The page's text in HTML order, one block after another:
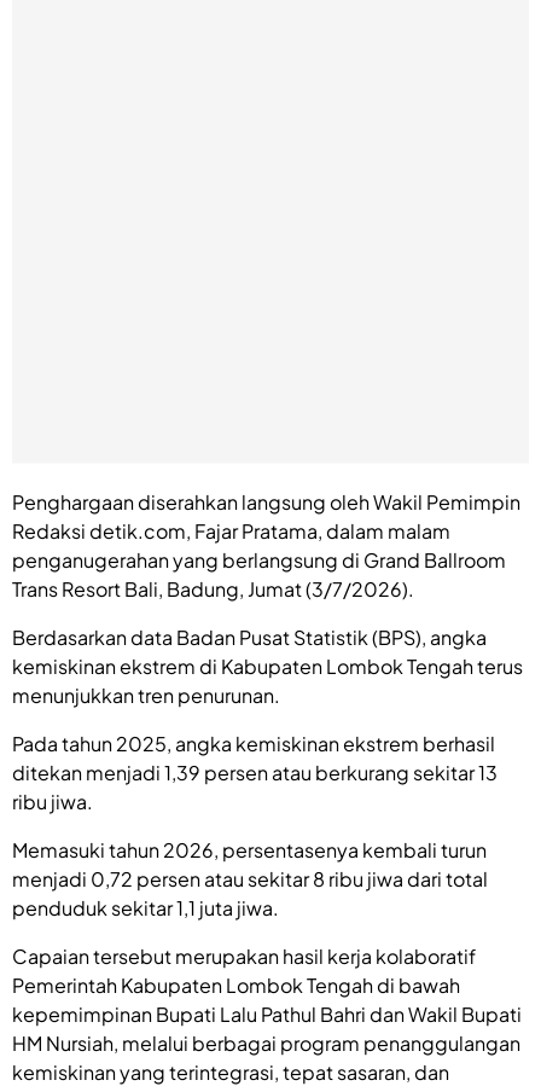
Penghargaan diserahkan langsung oleh Wakil Pemimpin
Redaksi detik.com, Fajar Pratama, dalam malam
penganugerahan yang berlangsung di Grand Ballroom
Trans Resort Bali, Badung, Jumat (3/7/2026).
Berdasarkan data Badan Pusat Statistik (BPS), angka
kemiskinan ekstrem di Kabupaten Lombok Tengah terus
menunjukkan tren penurunan.
Pada tahun 2025, angka kemiskinan ekstrem berhasil
ditekan menjadi 1,39 persen atau berkurang sekitar 13
ribu jiwa.
Memasuki tahun 2026, persentasenya kembali turun
menjadi 0,72 persen atau sekitar 8 ribu jiwa dari total
penduduk sekitar 1,1 juta jiwa.
Capaian tersebut merupakan hasil kerja kolaboratif
Pemerintah Kabupaten Lombok Tengah di bawah
kepemimpinan Bupati Lalu Pathul Bahri dan Wakil Bupati
HM Nursiah, melalui berbagai program penanggulangan
kemiskinan yang terintegrasi, tepat sasaran, dan